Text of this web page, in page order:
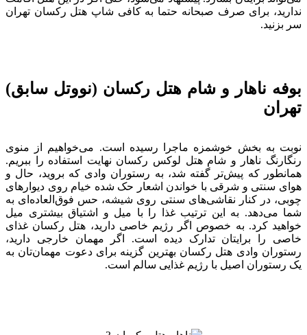
ندارید، برای صرف صبحانه حتما به کافی شاپ هتل رکسان تهران
سر بزنید.
بوفه ناهار و شام هتل رکسان (نووتل سابق)
تهران
نوبت به بخش خوشمزه ماجرا رسیده است. می‌خواهیم از منوی
رنگارنگ ناهار و شام هتل لوکس رکسان نهایت استفاده را ببریم.
همان‎طور که پیش‌تر گفته شد، به رستوران وادی که بروید، حال و
هوای سنتی و شرقی با خواندن اشعار حک شده خیام روی دیوارهای
چوبی، در کنار نقاشی‌های سنتی روی شیشه، حس فوق‌العاده‌ای به
شما می‌دهد. به این ترتیب غذا را با میل و اشتیاق بیشتری میل
خواهید کرد. به خصوص اگر رژیم خاصی دارید، هتل رکسان غذای
خاصی را برایتان تدارک دیده است. اگر مهمان خارجی دارید،
رستوران وادی هتل رکسان بهترین گزینه برای دعوت مهمان‌تان به
یک رستوران اصیل با رژیم غذایی سالم است.